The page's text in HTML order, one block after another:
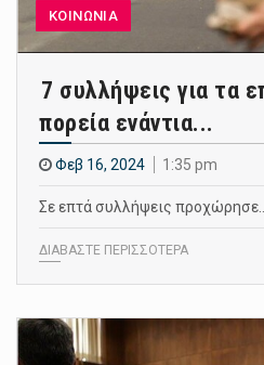
ΚΟΙΝΩΝΙΑ
7 συλλήψεις για τα
πορεία ενάντια...
Φεβ 16, 2024 1:35 pm
Σε επτά συλλήψεις
ΔΙΑΒΑΣΤΕ ΠΕΡΙΣΣΟΤΕΡΑ